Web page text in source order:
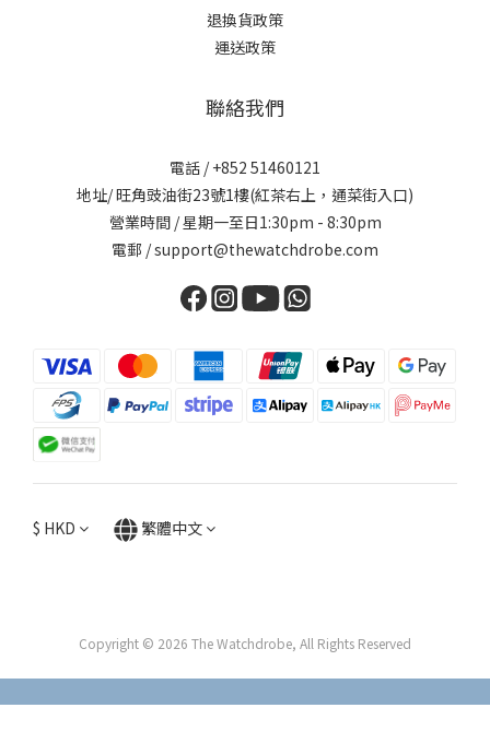
退換貨政策
運送政策
聯絡我們
電話 / +852 51460121
地址/ 旺角豉油街23號1樓(紅茶右上，通菜街入口)
營業時間 / 星期一至日1:30pm - 8:30pm
電郵 / support@thewatchdrobe.com
$ HKD 繁體中文
Copyright © 2026 The Watchdrobe, All Rights Reserved